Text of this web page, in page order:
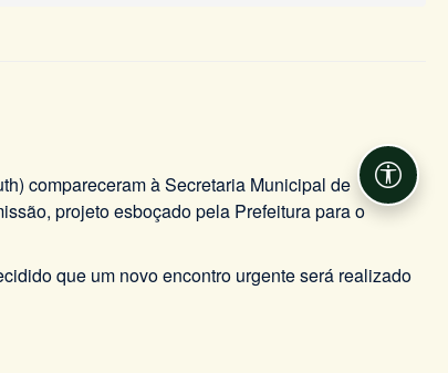
compareceram à Secretaria Municipal de
projeto esboçado pela Prefeitura para o
que um novo encontro urgente será realizado